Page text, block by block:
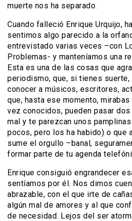
muerte nos ha separado.
Cuando falleció Enrique Urquijo,
sentimos algo parecido a la
entrevistado varias veces –con
Problemas- y manteníamos una
Esta es una de las cosas que
periodismo, que, si tienes suerte,
conocer a músicos, escritores,
que, hasta ese momento, mirabas
vez conocidos, pueden pasar
mal y te parezcan unos
pocos, pero los ha habido) o que
sume el orgullo –banal,
formar parte de tu agenda
Enrique consiguió engrandecer
sentíamos por él. Nos dimos
abrazable, con el que irte de
algún mal de amores y al que
de necesidad. Lejos del ser